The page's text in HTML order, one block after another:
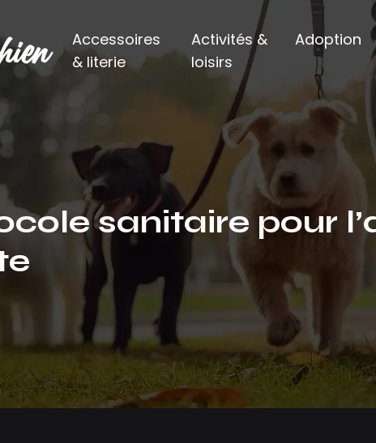
Accessoires
& literie
Activités &
loisirs
Adoption
sanitaire pour